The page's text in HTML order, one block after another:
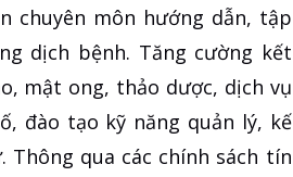
chuyên môn hướng dẫn, tập
dịch bệnh. Tăng cường kết
mật ong, thảo dược, dịch vụ
đào tạo kỹ năng quản lý, kế
qua các chính sách tín